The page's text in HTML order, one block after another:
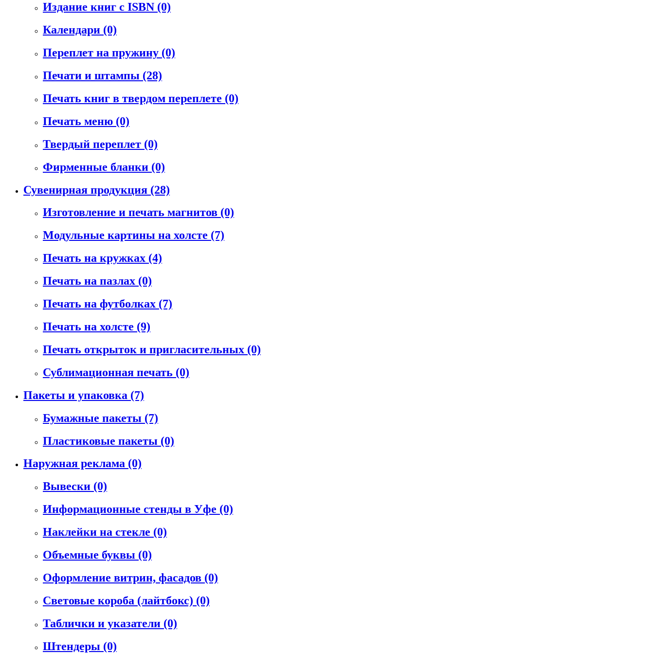
Издание книг с ISBN (0)
Календари (0)
Переплет на пружину (0)
Печати и штампы (28)
Печать книг в твердом переплете (0)
Печать меню (0)
Твердый переплет (0)
Фирменные бланки (0)
Сувенирная продукция (28)
Изготовление и печать магнитов (0)
Модульные картины на холсте (7)
Печать на кружках (4)
Печать на пазлах (0)
Печать на футболках (7)
Печать на холсте (9)
Печать открыток и пригласительных (0)
Сублимационная печать (0)
Пакеты и упаковка (7)
Бумажные пакеты (7)
Пластиковые пакеты (0)
Наружная реклама (0)
Вывески (0)
Информационные стенды в Уфе (0)
Наклейки на стекле (0)
Объемные буквы (0)
Оформление витрин, фасадов (0)
Световые короба (лайтбокс) (0)
Таблички и указатели (0)
Штендеры (0)